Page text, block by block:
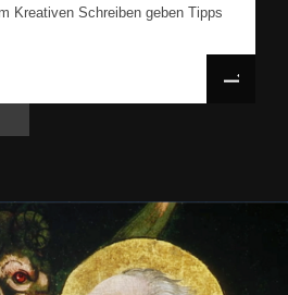
Kreativen Schreiben geben Tipps